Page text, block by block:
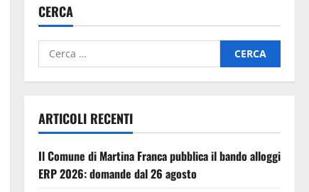
CERCA
ARTICOLI RECENTI
Il Comune di Martina Franca pubblica il bando alloggi
ERP 2026: domande dal 26 agosto